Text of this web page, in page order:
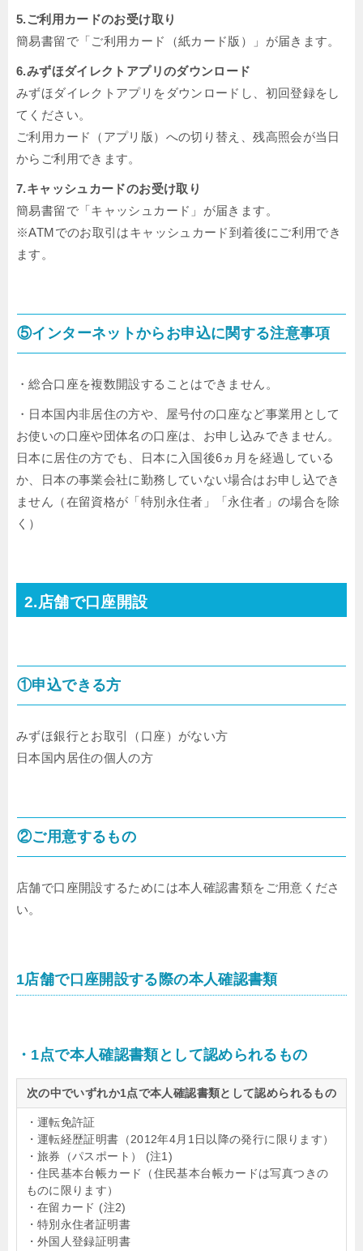
5.ご利用カードのお受け取り
簡易書留で「ご利用カード（紙カード版）」が届きます。
6.みずほダイレクトアプリのダウンロード
みずほダイレクトアプリをダウンロードし、初回登録をし
てください。
ご利用カード（アプリ版）への切り替え、残高照会が当日
からご利用できます。
7.キャッシュカードのお受け取り
簡易書留で「キャッシュカード」が届きます。
※ATMでのお取引はキャッシュカード到着後にご利用でき
ます。
⑤インターネットからお申込に関する注意事項
・総合口座を複数開設することはできません。
・日本国内非居住の方や、屋号付の口座など事業用として
お使いの口座や団体名の口座は、お申し込みできません。
日本に居住の方でも、日本に入国後6ヵ月を経過している
か、日本の事業会社に勤務していない場合はお申し込でき
ません（在留資格が「特別永住者」「永住者」の場合を除
く）
2.店舗で口座開設
①申込できる方
みずほ銀行とお取引（口座）がない方
日本国内居住の個人の方
②ご用意するもの
店舗で口座開設するためには本人確認書類をご用意くださ
い。
1店舗で口座開設する際の本人確認書類
・1点で本人確認書類として認められるもの
次の中でいずれか1点で本人確認書類として認められるもの
・運転免許証
・運転経歴証明書（2012年4月1日以降の発行に限ります）
・旅券（パスポート） (注1)
・住民基本台帳カード（住民基本台帳カードは写真つきの
ものに限ります）
・在留カード (注2)
・特別永住者証明書
・外国人登録証明書